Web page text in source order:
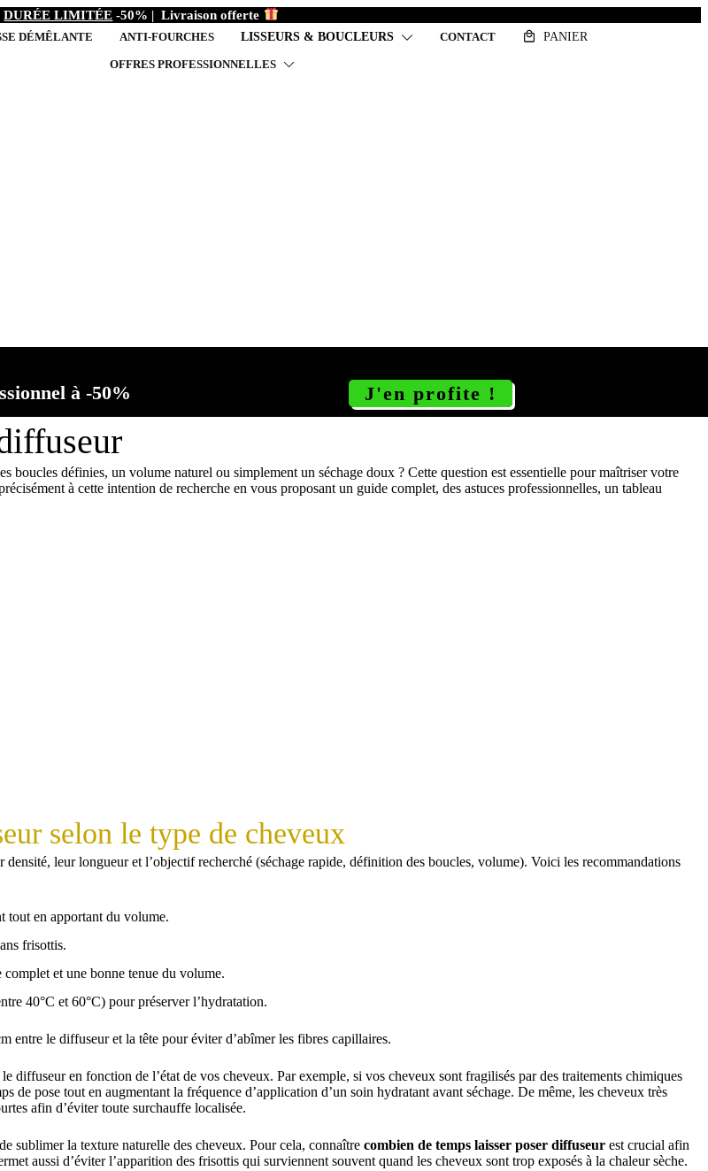
DURÉE LIMITÉE -50% |Livraison offerte
DÉMÊLANTE ANTI-FOURCHES LISSEURS & BOUCLEURS CONTACT PANIER
OFFRES PROFESSIONNELLES
à -50% J'en profite !
boucles définies, un volume naturel ou simplement un séchage doux ? Cette question est essentielle pour maîtriser votre
à cette intention de recherche en vous proposant un guide complet, des astuces professionnelles, un tableau
selon le type de cheveux
leur longueur et l’objectif recherché (séchage rapide, définition des boucles, volume). Voici les recommandations
tout en apportant du volume.
frisottis.
complet et une bonne tenue du volume.
40°C et 60°C) pour préserver l’hydratation.
entre le diffuseur et la tête pour éviter d’abîmer les fibres capillaires.
diffuseur en fonction de l’état de vos cheveux. Par exemple, si vos cheveux sont fragilisés par des traitements chimiques
de pose tout en augmentant la fréquence d’application d’un soin hydratant avant séchage. De même, les cheveux très
afin d’éviter toute surchauffe localisée.
sublimer la texture naturelle des cheveux. Pour cela, connaître combien de temps laisser poser diffuseur est crucial afin
aussi d’éviter l’apparition des frisottis qui surviennent souvent quand les cheveux sont trop exposés à la chaleur sèche.